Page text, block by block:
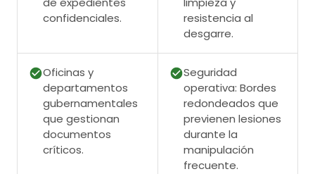
confidenciales.
resistencia al
desgarre.
Oficinas y
departamentos
gubernamentales
que gestionan
documentos
críticos.
Seguridad
operativa: Bordes
redondeados que
previenen lesiones
durante la
manipulación
frecuente.